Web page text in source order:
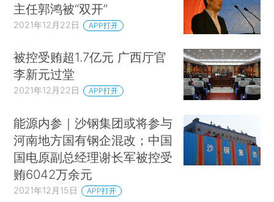
主任郭鸿被“双开”
2021年12月22日 APP打开
被控受贿超1.7亿元 广西厅官
李新元过堂
2021年12月22日 APP打开
能源内参｜沙钢集团或将参与
河南地方国有钢企混改；中国
国电原副总经理谢长军被控受
贿6042万余元
2021年12月15日 APP打开